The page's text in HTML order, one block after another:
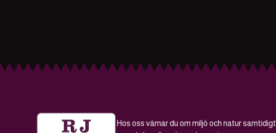
Hos oss värnar du om miljö och natur samtidigt